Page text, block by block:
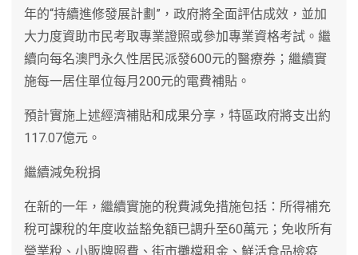
年的“持續進修發展計劃”，政府將全面評估成效，並加
大力度資助市民考取專業證照或參加專業資格考試。繼
續向每名澳門永久性居民派發600元的醫療券；繼續實
施每一居住單位每月200元的電費補貼。
預計實施上述經濟補貼和成果分享，特區政府將支出約
117.07億元。
繼續減免稅捐
在新的一年，繼續實施的稅費減免措施包括：所得補充
稅可課稅的年度收益豁免額已調升至60萬元；免收所有
營業稅、小販牌照費、街市攤檔租金、鮮活食品檢疫